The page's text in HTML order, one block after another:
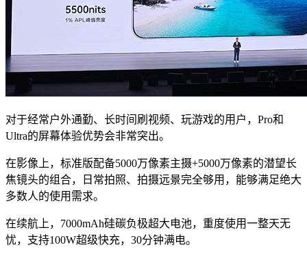
对于经常户外通勤、长时间刷视频、玩游戏的用户，Pro和
Ultra的屏幕体验优势会非常突出。
在影像上，标准版配备5000万像素主摄+5000万像素的潜望长
焦镜头的组合，日常拍照、拍摄远景完全够用，能够满足绝大
多数人的使用需求。
在续航上，7000mAh硅碳负极超大电池，重度使用一整天无
忧，支持100W超级快充，30分钟满电。